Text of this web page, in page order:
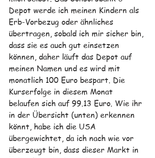
Depot werde ich meinen Kindern als
Erb-Vorbezug oder ähnliches
übertragen, sobald ich mir sicher bin,
dass sie es auch gut einsetzen
können, daher läuft das Depot auf
meinen Namen und es wird mit
monatlich 100 Euro bespart. Die
Kurserfolge in diesem Monat
belaufen sich auf 99.13 Euro. Wie ihr
in der Übersicht (unten) erkennen
könnt, habe ich die USA
übergewichtet, da ich nach wie vor
überzeugt bin, dass dieser Markt in